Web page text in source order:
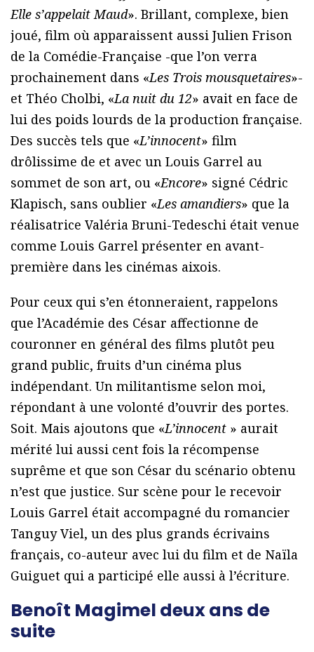
Elle s’appelait Maud». Brillant, complexe, bien
joué, film où apparaissent aussi Julien Frison
de la Comédie-Française -que l’on verra
prochainement dans «Les Trois mousquetaires»-
et Théo Cholbi, «La nuit du 12» avait en face de
lui des poids lourds de la production française.
Des succès tels que «L’innocent» film
drôlissime de et avec un Louis Garrel au
sommet de son art, ou «Encore» signé Cédric
Klapisch, sans oublier «Les amandiers» que la
réalisatrice Valéria Bruni-Tedeschi était venue
comme Louis Garrel présenter en avant-
première dans les cinémas aixois.
Pour ceux qui s’en étonneraient, rappelons
que l’Académie des César affectionne de
couronner en général des films plutôt peu
grand public, fruits d’un cinéma plus
indépendant. Un militantisme selon moi,
répondant à une volonté d’ouvrir des portes.
Soit. Mais ajoutons que «L’innocent » aurait
mérité lui aussi cent fois la récompense
suprême et que son César du scénario obtenu
n’est que justice. Sur scène pour le recevoir
Louis Garrel était accompagné du romancier
Tanguy Viel, un des plus grands écrivains
français, co-auteur avec lui du film et de Naïla
Guiguet qui a participé elle aussi à l’écriture.
Benoît Magimel deux ans de
suite